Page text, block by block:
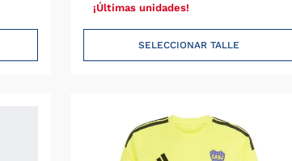
¡Últimas unidades!
SELECCIONAR TALLE